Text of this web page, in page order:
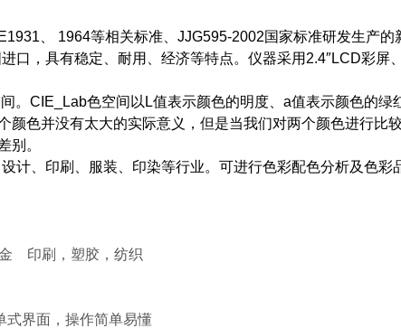
、 1964等相关标准、JJG595-2002国家标准研发生产
口，具有稳定、耐用、经济等特点。仪器采用2.4″LCD彩屏
。CIE_Lab色空间以L值表示颜色的明度、a值表示颜色的绿
颜色并没有太大的实际意义，但是当我们对两个颜色进行比
别。
计、印刷、服装、印染等行业。可进行色彩配色分析及色彩
印刷，塑胶，纺织
式界面，操作简单易懂